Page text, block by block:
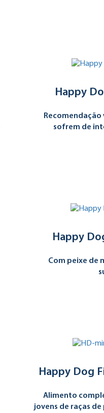
Happy
Recomendação
sofrem de
Happy
Com peixe de
Happy Dog
Alimento
jovens de raças